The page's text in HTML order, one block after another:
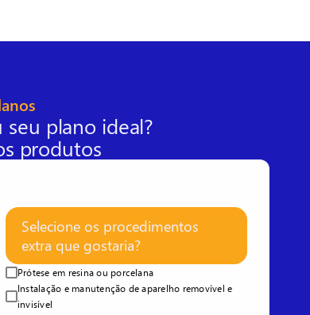
plano ideal?
produtos
Selecione os procedimentos
extra que gostaria?
Prótese em resina ou porcelana
Instalação e manutenção de aparelho removível e
invisível